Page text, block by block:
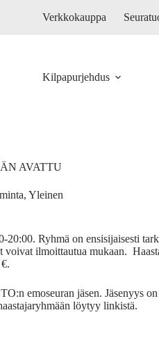
Verkkokauppa
Kilpapurjehdus
AVATTU
, Yleinen
Ryhmä on ensisijaisesti
ilmoittautua mukaan.
emoseuran jäsen. Jäsenyys
löytyy linkistä.